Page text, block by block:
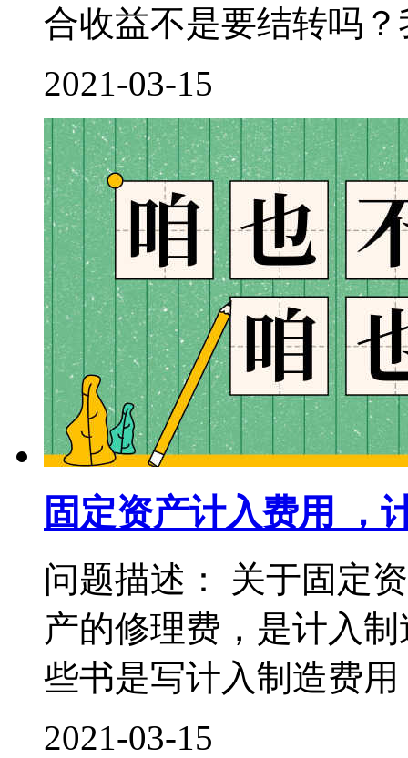
合收益不是要结转吗
2021-03-15
固定资产计入费用 ，
问题描述： 关于固定
产的修理费，是计入
些书是写计入制造费
2021-03-15